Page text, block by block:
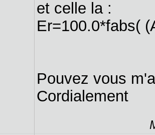
et celle la :
Er=100.0*fabs(
Pouvez vous
Cordialement